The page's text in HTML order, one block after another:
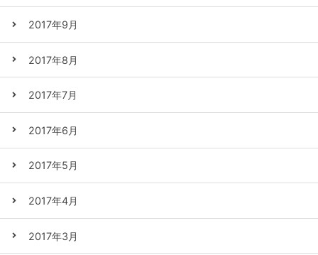
2017年9月
2017年8月
2017年7月
2017年6月
2017年5月
2017年4月
2017年3月